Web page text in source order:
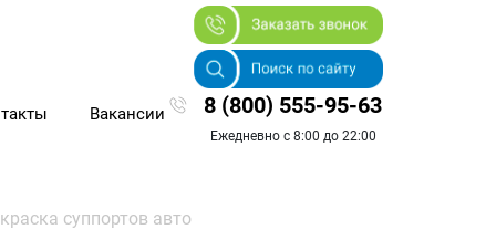
Вакансии 8 (800) 555-95-63
Ежедневно с 8:00 до 22:00
суппортов авто